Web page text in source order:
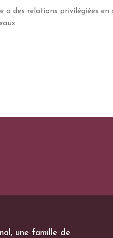
a des relations privilégiées en
une famille de